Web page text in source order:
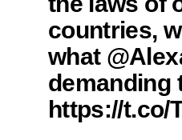
countries,
what
demanding
https://t.co/